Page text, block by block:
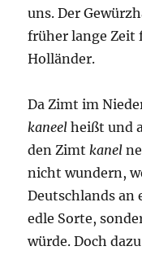
uns. Der
früher lange Zeit
Holländer.
Da Zimt im
kaneel heißt und
den Zimtkanel
nicht wundern,
Deutschlands
edle Sorte,
würde. Doch